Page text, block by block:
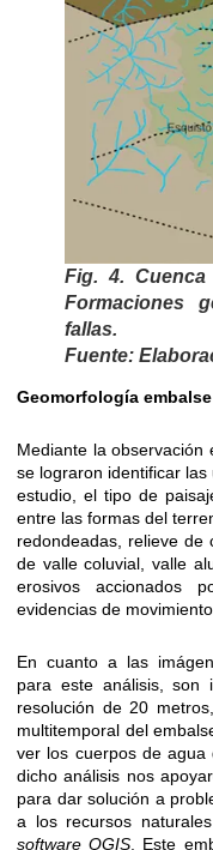
Fig. 4.
Formaciones
fallas.
Fuente:
Geomorfología
Mediante la observación
se lograron identificar
estudio, el tipo de
entre las formas del
redondeadas, relieve de
de valle coluvial, valle
erosivos accionados
evidencias de
En cuanto a las
para este análisis, son
resolución de 20
multitemporal del
ver los cuerpos de agua
dicho análisis nos
para dar solución a
a los recursos
software QGIS . Este